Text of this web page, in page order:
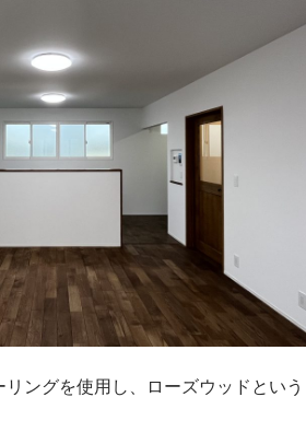
ングを使用し、ローズウッドという